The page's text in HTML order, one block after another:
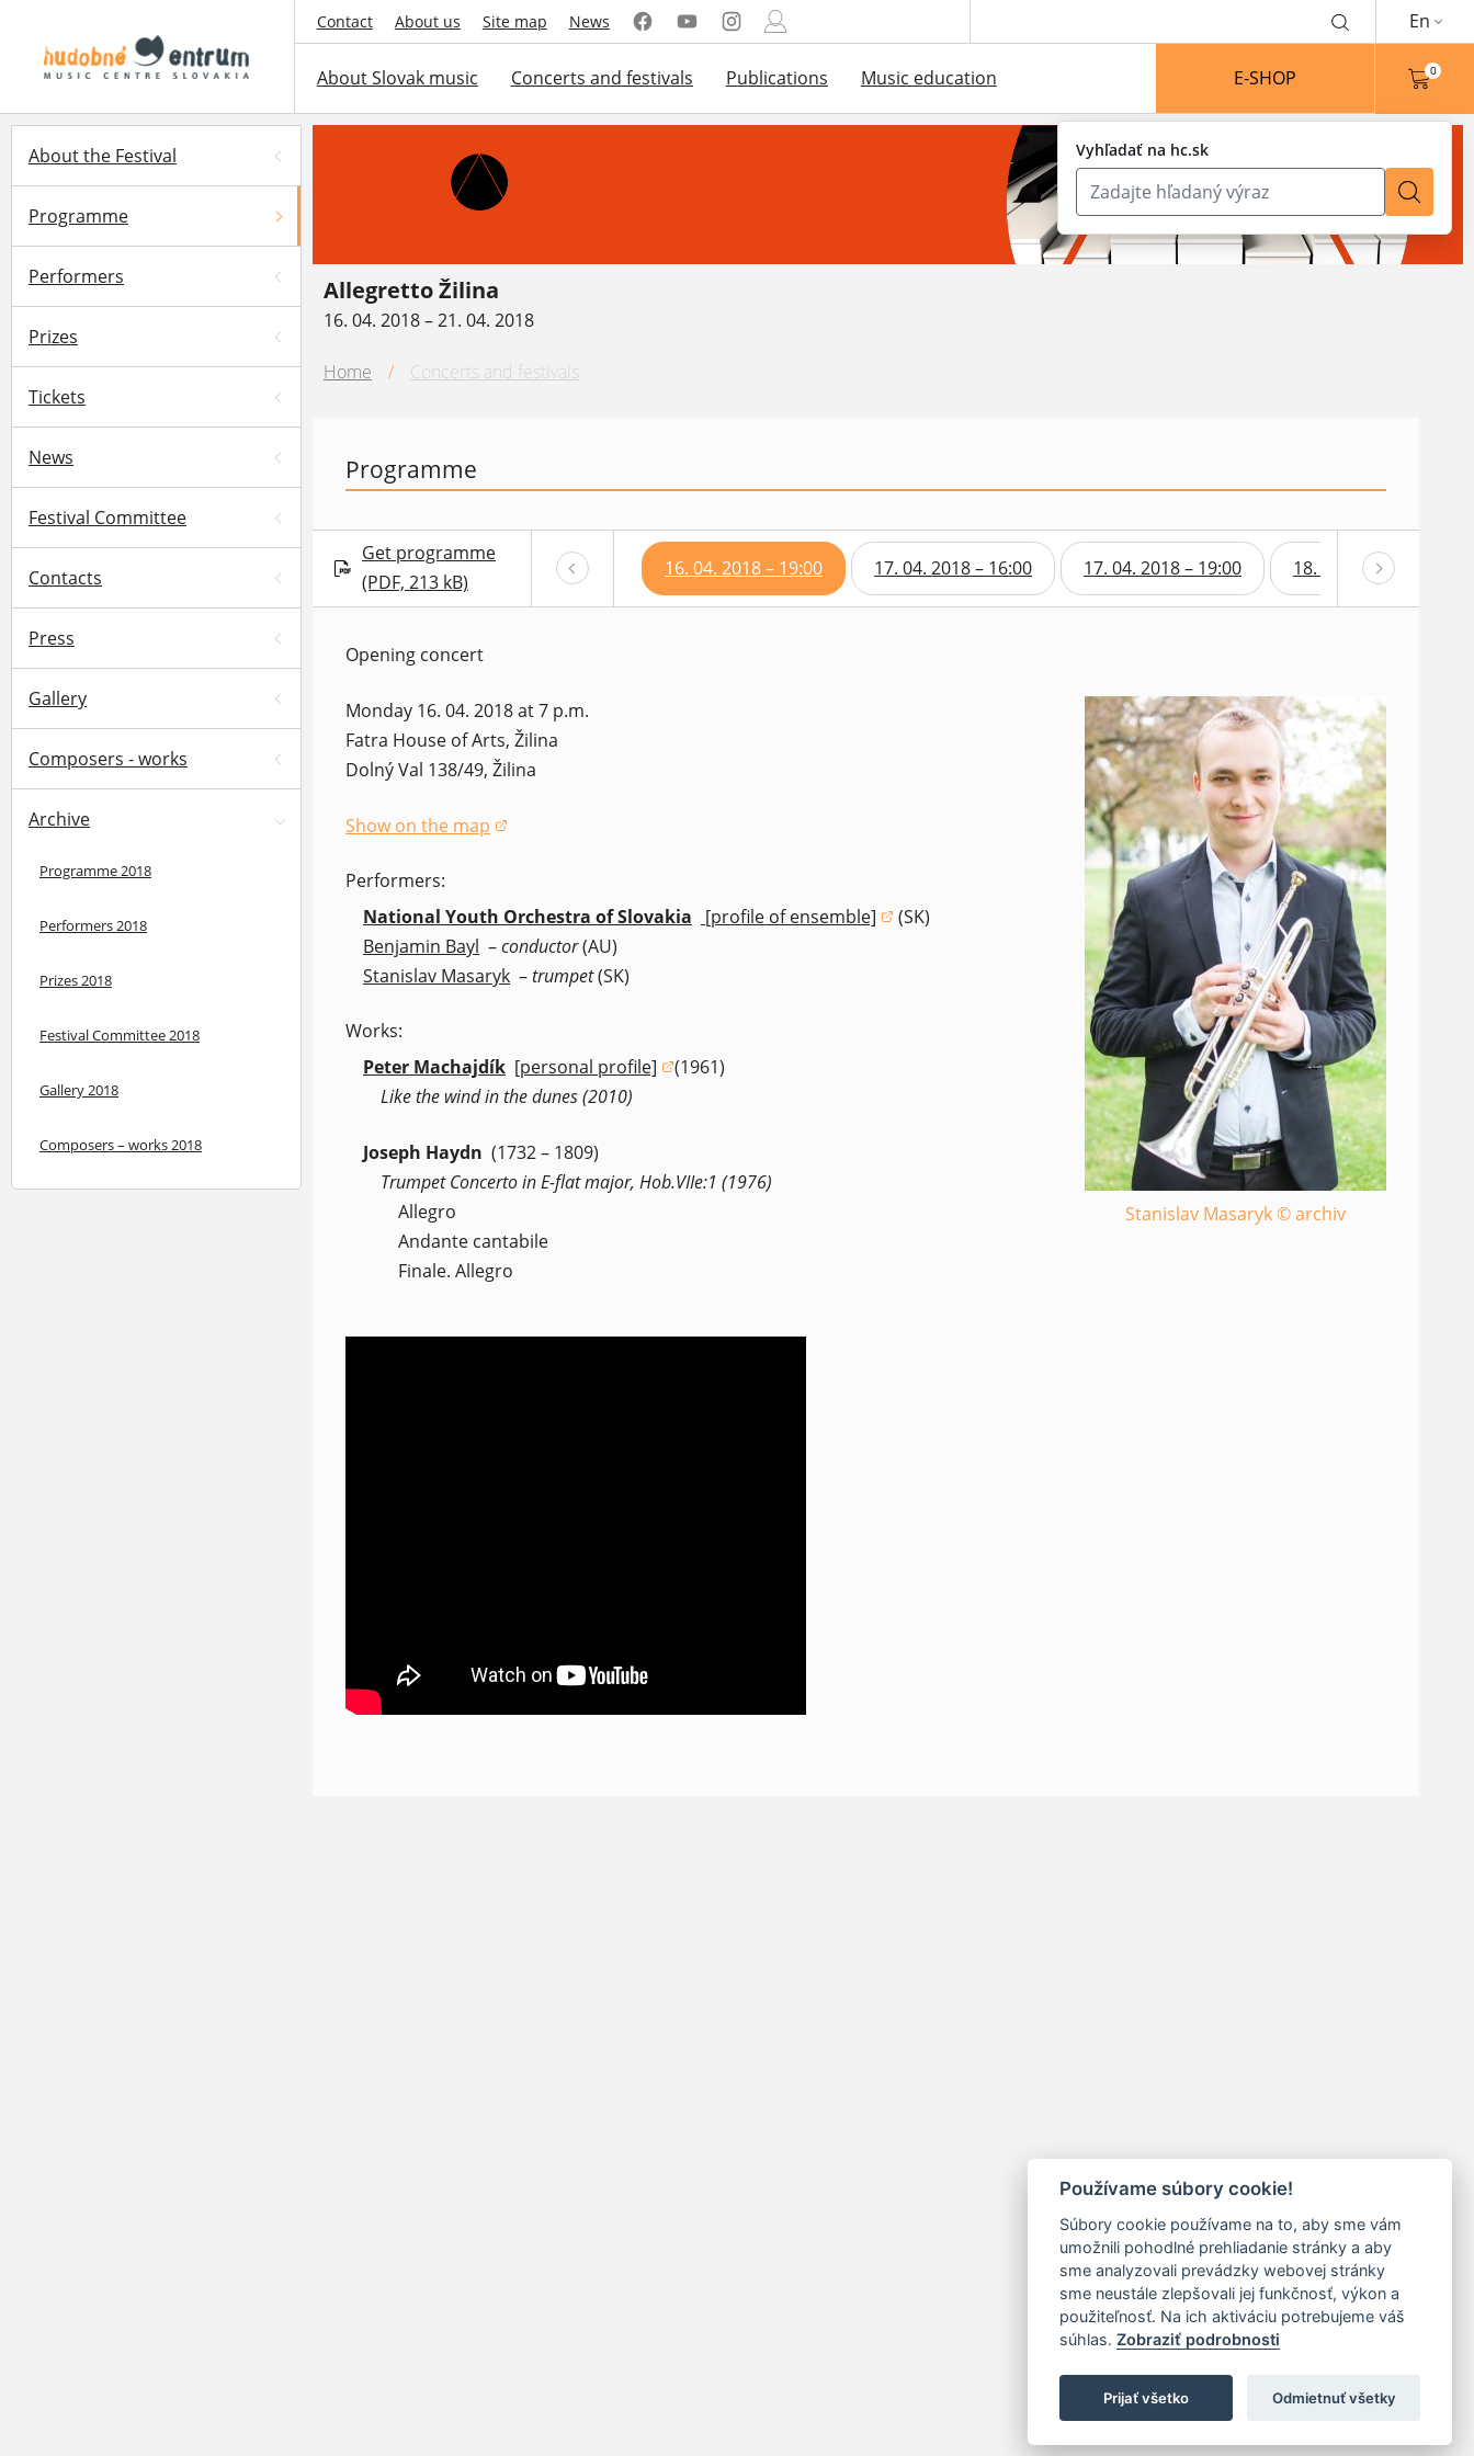
Contact About us Site map News
Vyhľadať na hc.sk
En
About Slovak music Concerts and festivals Publications Music education E-SHOP 0
About the Festival
Programme
Performers
Prizes
Tickets
News
Festival Committee
Contacts
Press
Gallery
Composers - works
Archive
Programme 2018
Performers 2018
Prizes 2018
Festival Committee 2018
Gallery 2018
Composers – works 2018
Allegretto Žilina
16. 04. 2018 – 21. 04. 2018
Home / Concerts and festivals
Programme
Get programme
(PDF, 213 kB)
16. 04. 2018 – 19:00 17. 04. 2018 – 16:00 17. 04. 2018 – 19:00 18. 04. 2018 – 19:00
Opening concert
Monday 16. 04. 2018 at 7 p.m.
Fatra House of Arts, Žilina
Dolný Val 138/49, Žilina
Show on the map
(opens in a new window)
Performers:
National Youth Orchestra of Slovakia
[profile of ensemble]
(opens in a new window)
(SK)
Benjamin Bayl –conductor(AU)
Stanislav Masaryk –trumpet(SK)
Works:
Peter Machajdík [personal profile]
(opens in a new window)
(1961)
Like the wind in the dunes (2010)
Joseph Haydn (1732 – 1809)
Trumpet Concerto in E-flat major, Hob.VIIe:1 (1976)
Allegro
Andante cantabile
Finale. Allegro
Stanislav Masaryk © archiv
Používame súbory cookie!
Súbory cookie používame na to, aby sme vám
umožnili pohodlné prehliadanie stránky a aby
sme analyzovali prevádzky webovej stránky
sme neustále zlepšovali jej funkčnosť, výkon a
použiteľnosť. Na ich aktiváciu potrebujeme váš
súhlas. Zobraziť podrobnosti
Prijať všetko Odmietnuť všetky